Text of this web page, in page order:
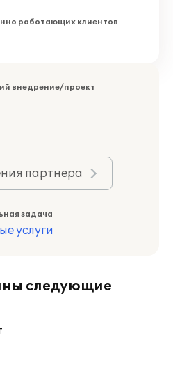
работающих клиентов
внедрение/проект
партнера
задача
услуги
следующие